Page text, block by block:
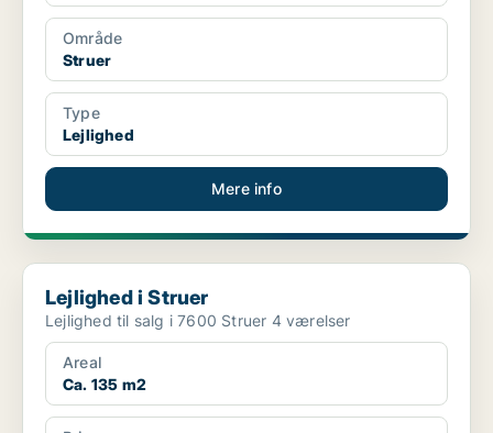
Område
Struer
Type
Lejlighed
Mere info
Lejlighed i Struer
Lejlighed i Struer
Lejlighed til salg i 7600 Struer 4 værelser
Areal
Ca. 135 m2